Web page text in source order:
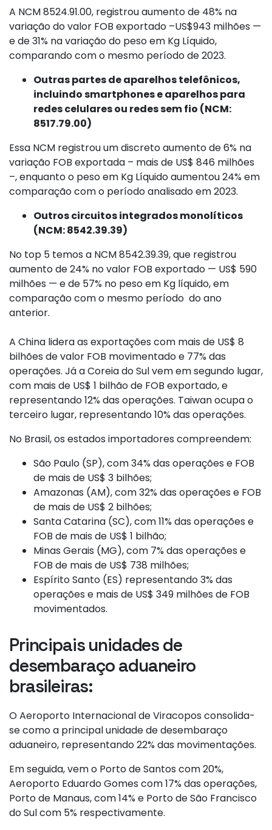
A NCM 8524.91.00, registrou aumento de 48% na
variação do valor FOB exportado –US$943 milhões —
e de 31% na variação do peso em Kg Líquido,
comparando com o mesmo período de 2023.
Outras partes de aparelhos telefônicos,
incluindo smartphones e aparelhos para
redes celulares ou redes sem fio (NCM:
8517.79.00)
Essa NCM registrou um discreto aumento de 6% na
variação FOB exportada – mais de US$ 846 milhões
–, enquanto o peso em Kg Líquido aumentou 24% em
comparação com o período analisado em 2023.
Outros circuitos integrados monolíticos
(NCM: 8542.39.39)
No top 5 temos a NCM 8542.39.39, que registrou
aumento de 24% no valor FOB exportado — US$ 590
milhões — e de 57% no peso em Kg líquido, em
comparação com o mesmo período do ano
anterior.
A China lidera as exportações com mais de US$ 8
bilhões de valor FOB movimentado e 77% das
operações. Já a Coreia do Sul vem em segundo lugar,
com mais de US$ 1 bilhão de FOB exportado, e
representando 12% das operações. Taiwan ocupa o
terceiro lugar, representando 10% das operações.
No Brasil, os estados importadores compreendem:
São Paulo (SP), com 34% das operações e FOB
de mais de US$ 3 bilhões;
Amazonas (AM), com 32% das operações e FOB
de mais de US$ 2 bilhões;
Santa Catarina (SC), com 11% das operações e
FOB de mais de US$ 1 bilhão;
Minas Gerais (MG), com 7% das operações e
FOB de mais de US$ 738 milhões;
Espírito Santo (ES) representando 3% das
operações e mais de US$ 349 milhões de FOB
movimentados.
Principais unidades de
desembaraço aduaneiro
brasileiras:
O Aeroporto Internacional de Viracopos consolida-
se como a principal unidade de desembaraço
aduaneiro, representando 22% das movimentações.
Em seguida, vem o Porto de Santos com 20%,
Aeroporto Eduardo Gomes com 17% das operações,
Porto de Manaus, com 14% e Porto de São Francisco
do Sul com 5% respectivamente.